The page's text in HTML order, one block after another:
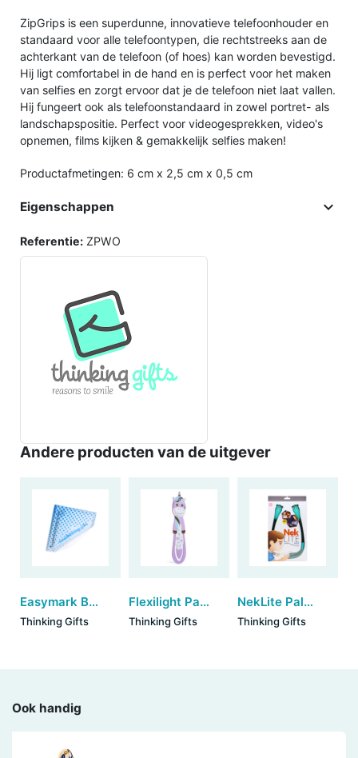
ZipGrips is een superdunne, innovatieve telefoonhouder en
standaard voor alle telefoontypen, die rechtstreeks aan de
achterkant van de telefoon (of hoes) kan worden bevestigd.
Hij ligt comfortabel in de hand en is perfect voor het maken
van selfies en zorgt ervoor dat je de telefoon niet laat vallen.
Hij fungeert ook als telefoonstandaard in zowel portret- als
landschapspositie. Perfect voor videogesprekken, video's
opnemen, films kijken & gemakkelijk selfies maken!
Productafmetingen: 6 cm x 2,5 cm x 0,5 cm
Eigenschappen 
Referentie: ZPWO
Andere producten van de uitgever
Easymark Bookmark - Blue Dots
Thinking Gifts
Flexilight Pals Unicorn - Purple
Thinking Gifts
NekLite Pals - Owl
Thinking Gifts
Ook handig